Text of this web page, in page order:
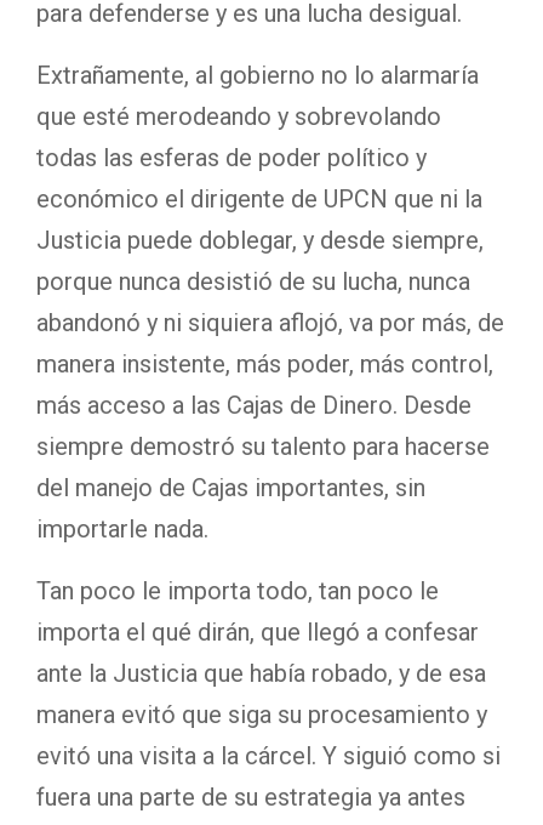
para defenderse y es una lucha desigual.
Extrañamente, al gobierno no lo alarmaría
que esté merodeando y sobrevolando
todas las esferas de poder político y
económico el dirigente de UPCN que ni la
Justicia puede doblegar, y desde siempre,
porque nunca desistió de su lucha, nunca
abandonó y ni siquiera aflojó, va por más, de
manera insistente, más poder, más control,
más acceso a las Cajas de Dinero. Desde
siempre demostró su talento para hacerse
del manejo de Cajas importantes, sin
importarle nada.
Tan poco le importa todo, tan poco le
importa el qué dirán, que llegó a confesar
ante la Justicia que había robado, y de esa
manera evitó que siga su procesamiento y
evitó una visita a la cárcel. Y siguió como si
fuera una parte de su estrategia ya antes